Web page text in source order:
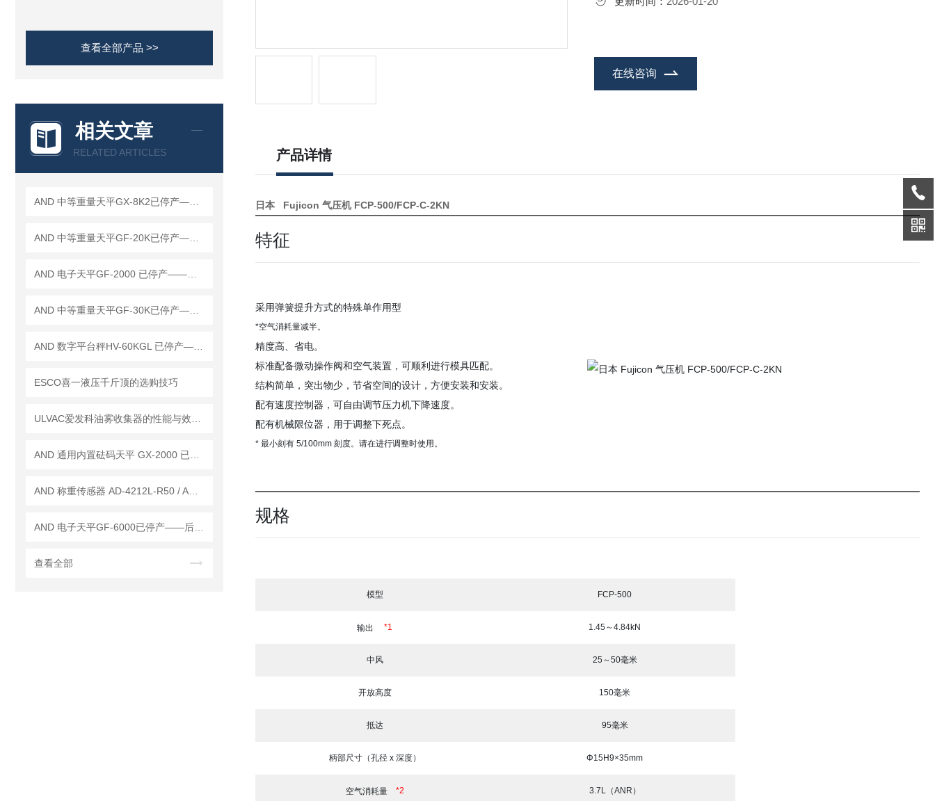
查看全部产品 >>
相关文章
RELATED ARTICLES
ESCO喜一液压千斤顶的选购技巧
查看全部
配有机械限位器，用于调整下死点。
在线咨询
产品详情
日本 Fujicon 气压机 FCP-500/FCP-C-2KN
特征
采用弹簧提升方式的特殊单作用型
*空气消耗量减半。
精度高、省电。
标准配备微动操作阀和空气装置，可顺利进行模具匹配。
结构简单，突出物少，节省空间的设计，方便安装和安装。
配有速度控制器，可自由调节压力机下降速度。
配有机械限位器，用于调整下死点。
* 最小刻有 5/100mm 刻度。请在进行调整时使用。
规格
模型 FCP-500
输出 *1 1.45～4.84kN
中风 25～50毫米
开放高度 150毫米
抵达 95毫米
柄部尺寸（孔径 x 深度） Φ15H9×35mm
空气消耗量 *2 3.7L（ANR）